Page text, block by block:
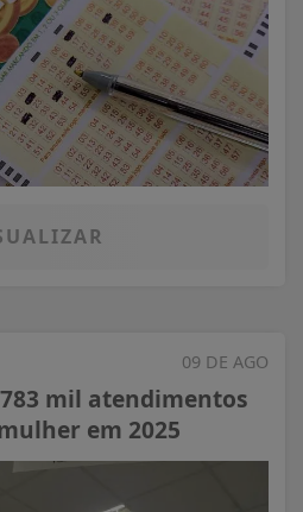
09 DE AGO
mil atendimentos
em 2025